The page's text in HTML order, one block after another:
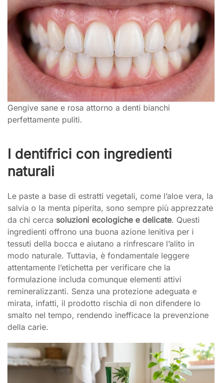
Gengive sane e rosa attorno a denti bianchi
perfettamente puliti.
I dentifrici con ingredienti
naturali
Le paste a base di estratti vegetali, come l’aloe vera, la
salvia o la menta piperita, sono sempre più apprezzate
da chi cerca soluzioni ecologiche e delicate. Questi
ingredienti offrono una buona azione lenitiva per i
tessuti della bocca e aiutano a rinfrescare l’alito in
modo naturale. Tuttavia, è fondamentale leggere
attentamente l’etichetta per verificare che la
formulazione includa comunque elementi attivi
remineralizzanti. Senza una protezione adeguata e
mirata, infatti, il prodotto rischia di non difendere lo
smalto nel tempo, rendendo inefficace la prevenzione
della carie.